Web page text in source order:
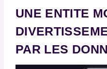
UNE ENTITE
PAR LES